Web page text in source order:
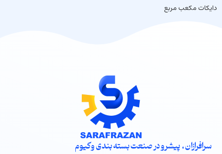
دایکات مکعب مربع
سرافرازان ، پیشرو در صنعت بسته بندی وکیوم